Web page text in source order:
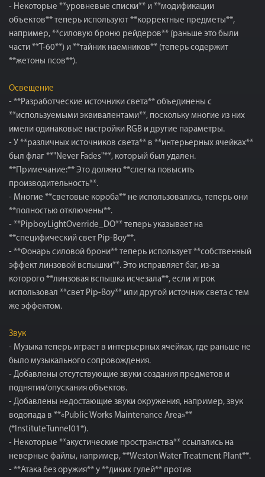
- Некоторые **уровневые списки** и **модификации
объектов** теперь используют **корректные предметы**,
например, **силовую броню рейдеров** (раньше это были
части **T-60**) и **тайник наемников** (теперь содержит
**жетоны псов**).
Освещение
- **Разработческие источники света** объединены с
**используемыми эквивалентами**, поскольку многие из них
имели одинаковые настройки RGB и другие параметры.
- У **различных источников света** в **интерьерных ячейках**
был флаг **"Never Fades"**, который был удален.
**Примечание:** Это должно **слегка повысить
производительность**.
- Многие **световые короба** не использовались, теперь они
**полностью отключены**.
- **PipboyLightOverride_DO** теперь указывает на
**специфический свет Pip-Boy**.
- **Фонарь силовой брони** теперь использует **собственный
эффект линзовой вспышки**. Это исправляет баг, из-за
которого **линзовая вспышка исчезала**, если игрок
использовал **свет Pip-Boy** или другой источник света с тем
же эффектом.
Звук
- Музыка теперь играет в интерьерных ячейках, где раньше не
было музыкального сопровождения.
- Добавлены отсутствующие звуки создания предметов и
поднятия/опускания объектов.
- Добавлены недостающие звуки окружения, например, звук
водопада в **«Public Works Maintenance Area»**
(*InstituteTunnel01*).
- Некоторые **акустические пространства** ссылались на
неверные файлы, например, **Weston Water Treatment Plant**.
- **Атака без оружия** у **диких гулей** против